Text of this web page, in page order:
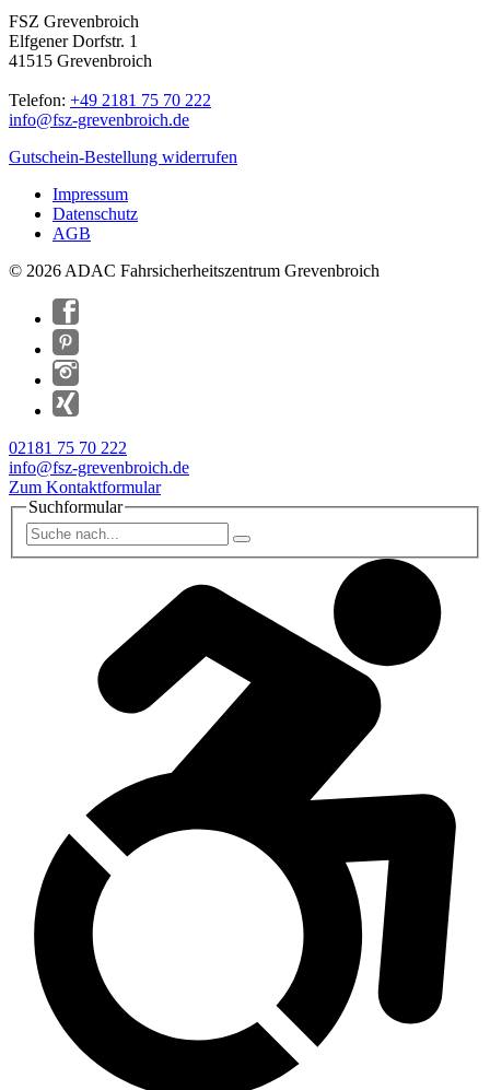
FSZ Grevenbroich
Elfgener Dorfstr. 1
41515 Grevenbroich
Telefon: +49 2181 75 70 222
info@fsz-grevenbroich.de
Gutschein-Bestellung widerrufen
Impressum
Datenschutz
AGB
© 2026 ADAC Fahrsicherheitszentrum Grevenbroich
02181 75 70 222
info@fsz-grevenbroich.de
Zum Kontaktformular
Suchformular